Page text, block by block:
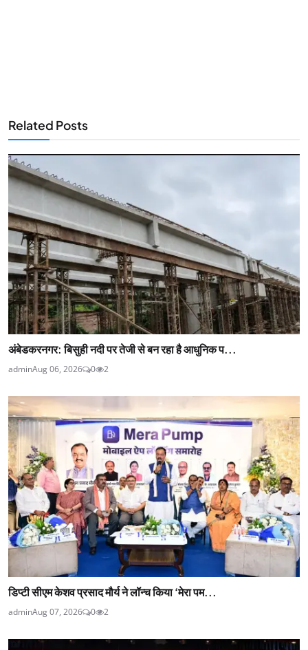
Related Posts
अंबेडकरनगर: बिसुही नदी पर तेजी से बन रहा है आधुनिक प...
adminAug 06, 2026 0 2
डिप्टी सीएम केशव प्रसाद मौर्य ने लॉन्च किया ‘मेरा पम...
adminAug 07, 2026 0 2